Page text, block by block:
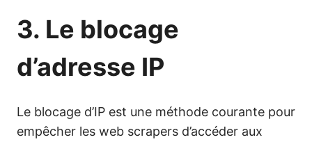
3. Le blocage
d’adresse IP
Le blocage d’IP est une méthode courante pour
empêcher les web scrapers d’accéder aux